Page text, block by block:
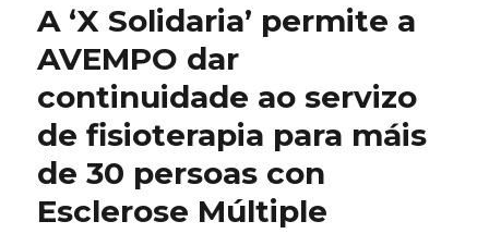
A ‘X Solidaria’ permite a
AVEMPO dar
continuidade ao servizo
de fisioterapia para máis
de 30 persoas con
Esclerose Múltiple